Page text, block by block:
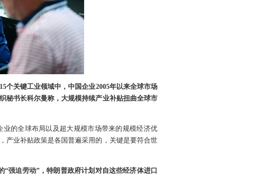
个关键工业领域中，中国企业2005年以来全球市场
秘书长科尔曼称，大规模持续产业补贴扭曲全球市
的全球布局以及超大规模市场带来的规模经济优
产业补贴政策是各国普遍采用的，关键是要符合世
强迫劳动”，特朗普政府计划对自这些经济体进口